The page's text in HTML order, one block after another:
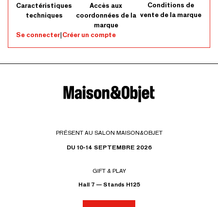
Caractéristiques
techniques
Accès aux
coordonnées de la
marque
Conditions de
vente de la marque
Se connecter|Créer un compte
PRÉSENT AU SALON MAISON&OBJET
DU 10-14 SEPTEMBRE 2026
GIFT & PLAY
Hall 7 — Stands H125